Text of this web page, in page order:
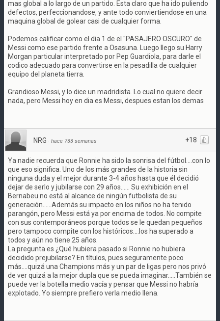
mas global a lo largo de un partido. Esta claro que ha ido puliendo
defectos, perfeccionandose, y ante todo conviertiendose en una
maquina global de golear casi de cualquier forma.
Podemos calificar como el dia 1 de el "PASAJERO OSCURO" de
Messi como ese partido frente a Osasuna. Luego llego su Harry
Morgan particular interpretado por Pep Guardiola, para darle el
codico adecuado para convertirse en la pesadilla de cualquier
equipo del planeta tierra.
Grandioso Messi, y lo dice un madridista. Lo cual no quiere decir
nada, pero Messi hoy en dia es Messi, despues estan los demas
+18
NRG · hace 733 semanas
Ya nadie recuerda que Ronnie ha sido la sonrisa del fútbol....con lo
que eso significa. Uno de los más grandes de la historia sin
ninguna duda y el mejor durante 3-4 años hasta que él decidió
dejar de serlo y jubilarse con 29 años...... Su exhibición en el
Bernabeu no está al alcance de ningún futbolista de su
generación......Además su impacto en los niños no ha tenido
parangón, pero Messi está ya por encima de todos. No compite
con sus contemporáneos porque todos se le quedan pequeños
pero tampoco compite con los históricos....los ha superado a
todos y aún no tiene 25 años.
La pregunta es ¿Qué hubiera pasado si Ronnie no hubiera
decidido prejubilarse? En títulos, pues seguramente poco
más....quizá una Champions más y un par de ligas pero nos privó
de ver quizá a la mejor dupla que se pueda imaginar.....También se
puede ver la botella medio vacía y pensar que Messi no habría
explotado. Yo siempre prefiero verla medio llena.